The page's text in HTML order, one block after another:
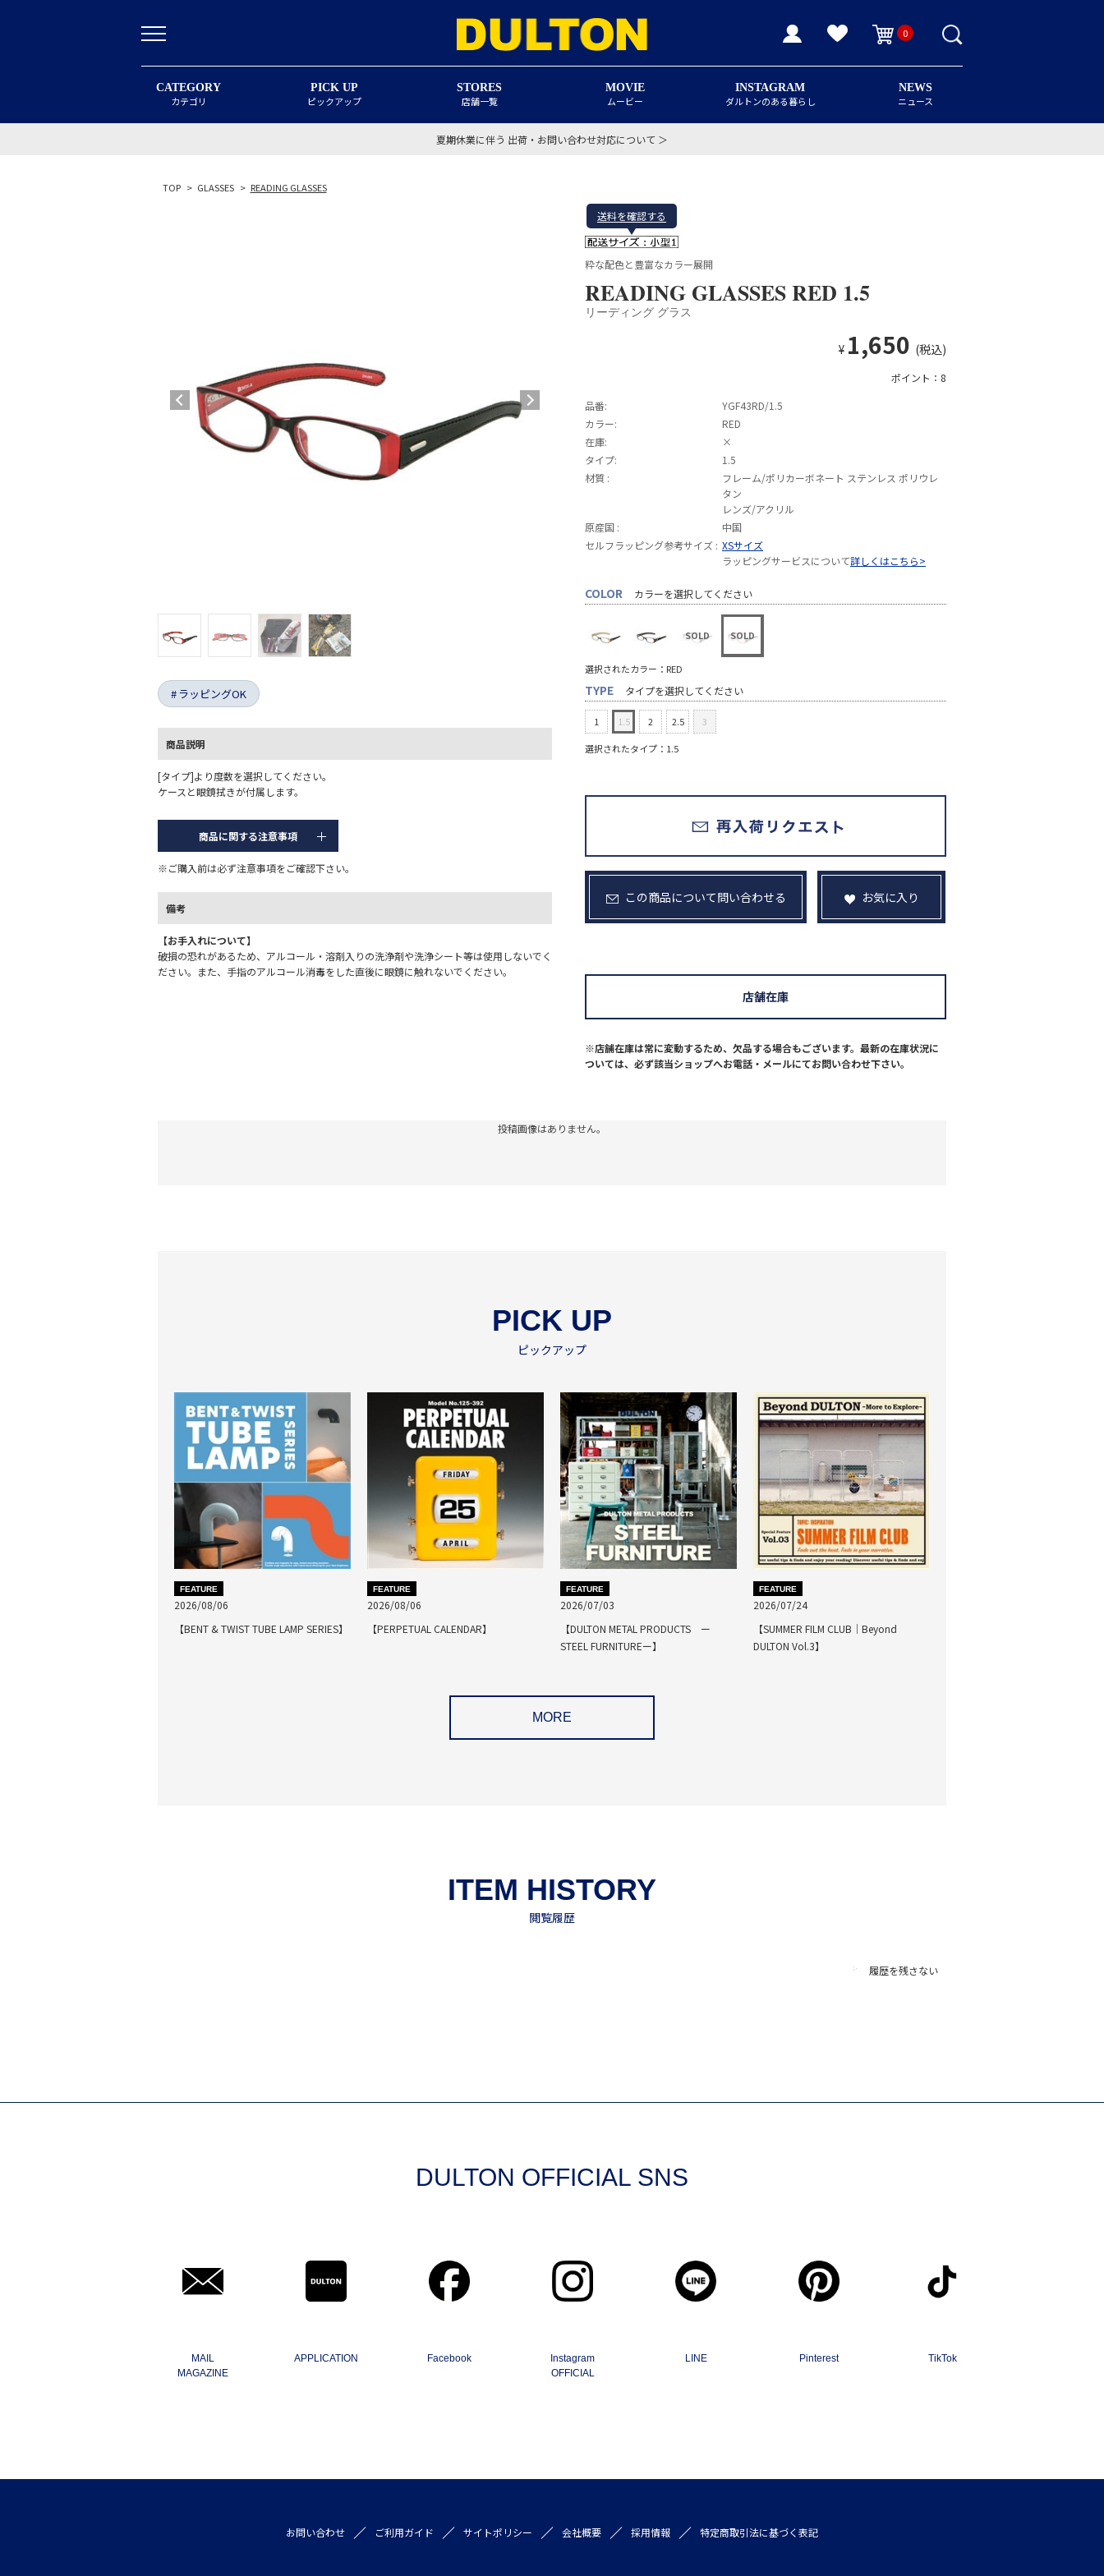
0
CATEGORY
カテゴリ
PICK UP
ピックアップ
STORES
店舗一覧
MOVIE
ムービー
INSTAGRAM
ダルトンのある暮らし
NEWS
ニュース
夏期休業に伴う 出荷・お問い合わせ対応について ＞
TOP > GLASSES > READING GLASSES
ラッピングOK
商品説明
[タイプ]より度数を選択してください。
ケースと眼鏡拭きが付属します。
商品に関する注意事項
※ご購入前は必ず注意事項をご確認下さい。
備考
【お手入れについて】
破損の恐れがあるため、アルコール・溶剤入りの洗浄剤や洗浄シート等は使用しないでく
ださい。また、手指のアルコール消毒をした直後に眼鏡に触れないでください。
送料を確認する
粋な配色と豊富なカラー展開
READING GLASSES RED 1.5
リーディング グラス
¥ 1,650 (税込)
ポイント：8
品番:
YGF43RD/1.5
カラー:
RED
在庫:
×
タイプ:
1.5
材質 :
フレーム/ポリカーボネート ステンレス ポリウレ
タン
レンズ/アクリル
原産国 :
中国
セルフラッピング参考サイズ : XSサイズ
ラッピングサービスについて詳しくはこちら>
COLOR カラーを選択してください
選択されたカラー：RED
TYPE タイプを選択してください
1 1.5 2 2.5 3
選択されたタイプ：1.5
この商品について問い合わせる お気に入り
※店舗在庫は常に変動するため、欠品する場合もございます。最新の在庫状況に
ついては、必ず該当ショップへお電話・メールにてお問い合わせ下さい。
店舗在庫
投稿画像はありません。
PICK UP
ピックアップ
FEATURE
2026/08/06
【BENT & TWIST TUBE LAMP SERIES】
FEATURE
2026/08/06
【PERPETUAL CALENDAR】
FEATURE
2026/07/03
【DULTON METAL PRODUCTS ー
STEEL FURNITUREー】
FEATURE
2026/07/24
【SUMMER FILM CLUB｜Beyond
DULTON Vol.3】
MORE
履歴を残さない
DULTON OFFICIAL SNS
MAIL
MAGAZINE
APPLICATION Facebook
Instagram
OFFICIAL
LINE Pinterest TikTok
お問い合わせ ご利用ガイド サイトポリシー 会社概要 採用情報 特定商取引法に基づく表記